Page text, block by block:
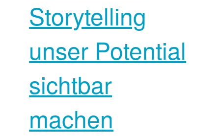
Storytelling
unser Potential
sichtbar
machen